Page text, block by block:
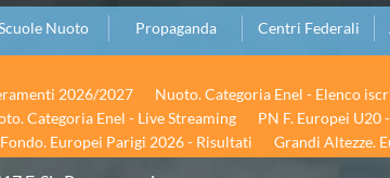
Nuoto Propaganda Centri Federali
2026/2027
Nuoto. Categoria Enel - Elenco
Categoria Enel - Live Streaming PN F. Europei U20
Fondo. Europei Parigi 2026 - Risultati Grandi Altezze.